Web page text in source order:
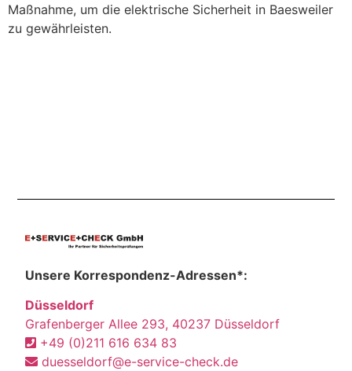
Maßnahme, um die elektrische Sicherheit in Baesweiler
zu gewährleisten.
Unsere Korrespondenz-Adressen*:
Düsseldorf
Grafenberger Allee 293, 40237 Düsseldorf
+49 (0)211 616 634 83
duesseldorf@e-service-check.de